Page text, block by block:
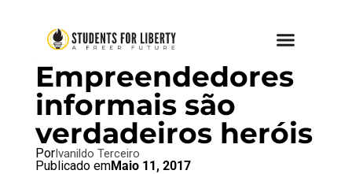
BRAZIL BLOG SFL BLOG
Empreendedores
informais são
verdadeiros heróis
PorIvanildo Terceiro
Publicado emMaio 11, 2017